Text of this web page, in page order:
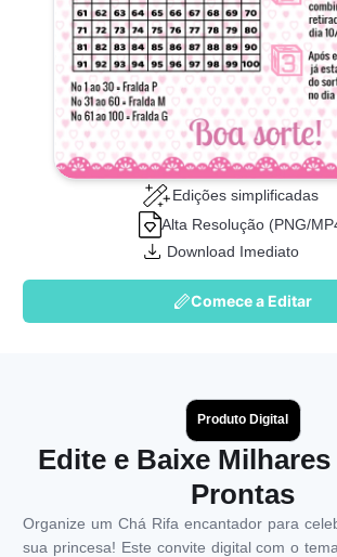
Edições simplificadas
Alta Resolução (PNG/
Download Imediato
Comece a Editar
Produto Digital
Edite e Baixe
Prontas
Organize um Chá Rifa encantador para
sua princesa! Este convite digital com o